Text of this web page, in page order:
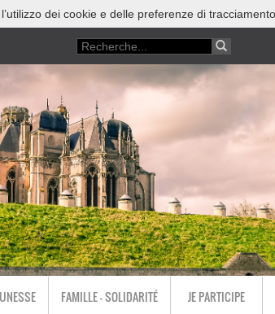
dei cookie e delle preferenze di tracciamento
FAMILLE - SOLIDARITÉ JE PARTICIPE